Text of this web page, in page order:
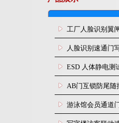
工厂人脸识别翼
入口人行通道门
人脸识别速通门
行通道闸门禁设
ESD 人体静电测
尘车间防静电闸
AB门互锁防尾随
闸机
游泳馆会员通道